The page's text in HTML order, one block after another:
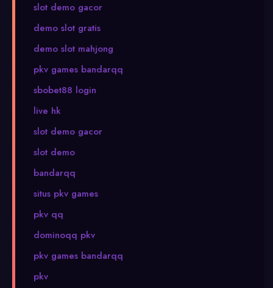
slot demo gacor
demo slot gratis
demo slot mahjong
pkv games bandarqq
sbobet88 login
live hk
slot demo gacor
slot demo
bandarqq
situs pkv games
pkv qq
dominoqq pkv
pkv games bandarqq
pkv